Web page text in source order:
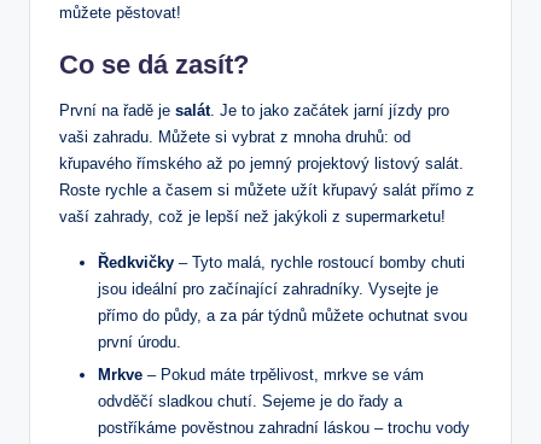
můžete pěstovat!
Co se dá zasít?
První na řadě je salát. Je to jako začátek jarní jízdy pro
vaši zahradu. Můžete si vybrat z mnoha druhů: od
křupavého římského až po jemný projektový listový salát.
Roste rychle a časem si můžete užít křupavý salát přímo z
vaší zahrady, což je lepší než jakýkoli z supermarketu!
Ředkvičky – Tyto malá, rychle rostoucí bomby chuti
jsou ideální pro začínající zahradníky. Vysejte je
přímo do půdy, a za pár týdnů můžete ochutnat svou
první úrodu.
Mrkve – Pokud máte trpělivost, mrkve se vám
odvděčí sladkou chutí. Sejeme je do řady a
postříkáme pověstnou zahradní láskou – trochu vody